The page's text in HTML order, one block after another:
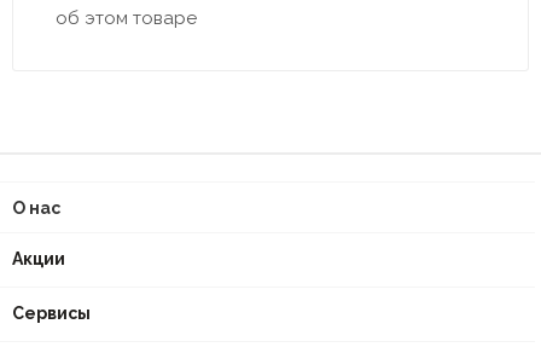
об этом товаре
О нас
Акции
Сервисы